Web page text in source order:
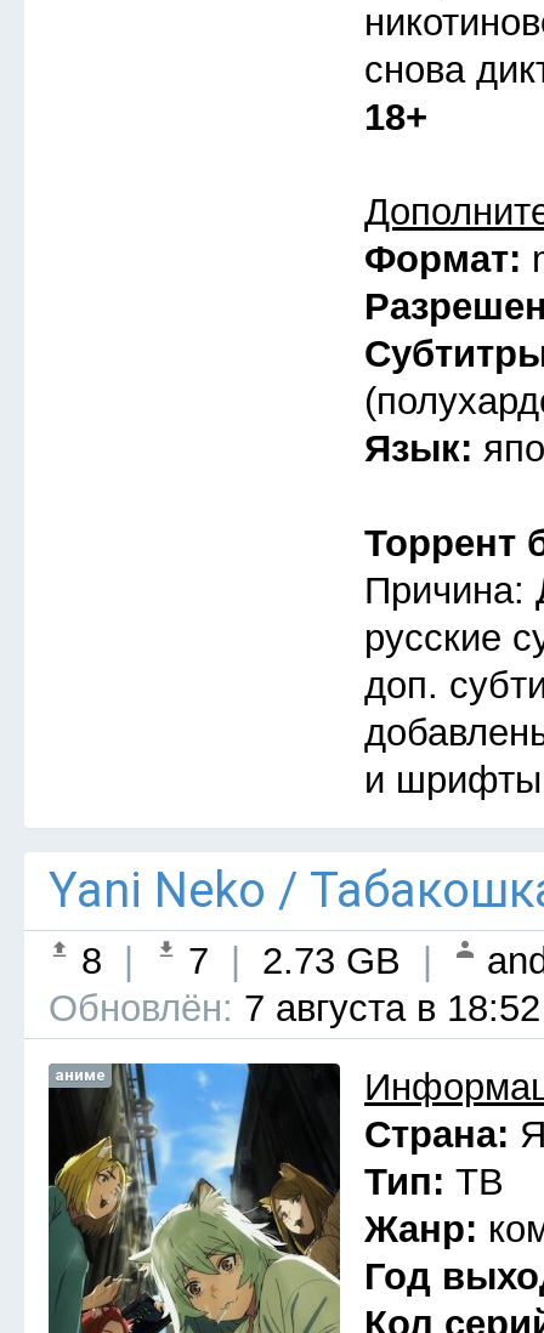
снова
18+
Формат:
Язык:
Торрент
Причина:
русские
доп.
и
Yani Neko /
8 7 2.73 GB
Обновлён: 7 августа в 18:52
аниме
Страна:
Тип: ТВ
Жанр:
Год
Кол